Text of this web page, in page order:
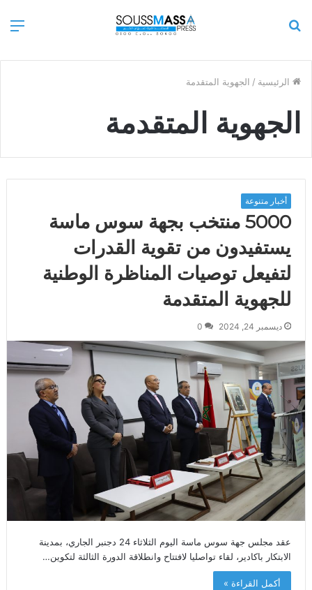
الرئيسية / الجهوية المتقدمة
الجهوية المتقدمة
أخبار متنوعة
5000 منتخب بجهة سوس ماسة
يستفيدون من تقوية القدرات
لتفيعل توصيات المناظرة الوطنية
للجهوية المتقدمة
ديسمبر 24, 2024 0
عقد مجلس جهة سوس ماسة اليوم الثلاثاء 24 دجنبر الجاري، بمدينة
الابتكار باكادير، لقاء تواصليا لافتتاح وانطلاقة الدورة الثالثة لتكوين…
أكمل القراءة »